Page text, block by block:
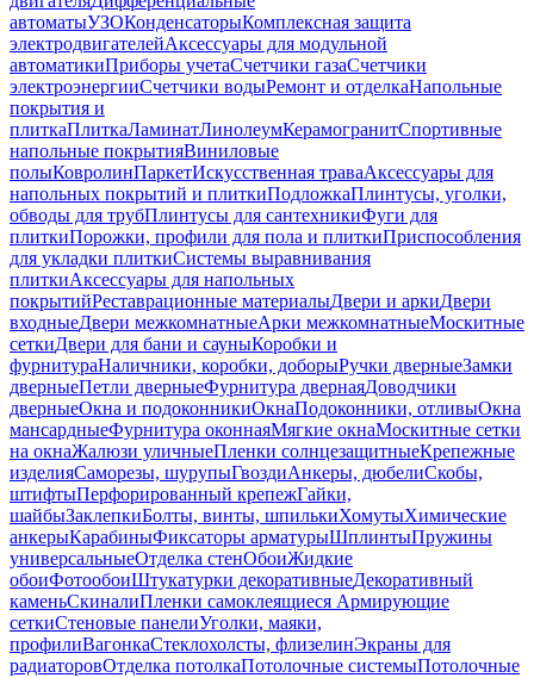
автоматыУЗОКонденсаторыКомплексная защита
электродвигателейАксессуары для модульной
автоматикиПриборы учетаСчетчики газаСчетчики
электроэнергииСчетчики водыРемонт и отделкаНапольные
покрытия и
плиткаПлиткаЛаминатЛинолеумКерамогранитСпортивные
напольные покрытияВиниловые
полыКовролинПаркетИскусственная траваАксессуары для
напольных покрытий и плиткиПодложкаПлинтусы, уголки,
обводы для трубПлинтусы для сантехникиФуги для
плиткиПорожки, профили для пола и плиткиПриспособления
для укладки плиткиСистемы выравнивания
плиткиАксессуары для напольных
покрытийРеставрационные материалыДвери и аркиДвери
входныеДвери межкомнатныеАрки межкомнатныеМоскитные
сеткиДвери для бани и сауныКоробки и
фурнитураНаличники, коробки, доборыРучки дверныеЗамки
дверныеПетли дверныеФурнитура двернаяДоводчики
дверныеОкна и подоконникиОкнаПодоконники, отливыОкна
мансардныеФурнитура оконнаяМягкие окнаМоскитные сетки
на окнаЖалюзи уличныеПленки солнцезащитныеКрепежные
изделияСаморезы, шурупыГвоздиАнкеры, дюбелиСкобы,
штифтыПерфорированный крепежГайки,
шайбыЗаклепкиБолты, винты, шпилькиХомутыХимические
анкерыКарабиныФиксаторы арматурыШплинтыПружины
универсальныеОтделка стенОбоиЖидкие
обоиФотообоиШтукатурки декоративныеДекоративный
каменьСкиналиПленки самоклеящиеся Армирующие
сеткиСтеновые панелиУголки, маяки,
профилиВагонкаСтеклохолсты, флизелинЭкраны для
радиаторовОтделка потолкаПотолочные системыПотолочные